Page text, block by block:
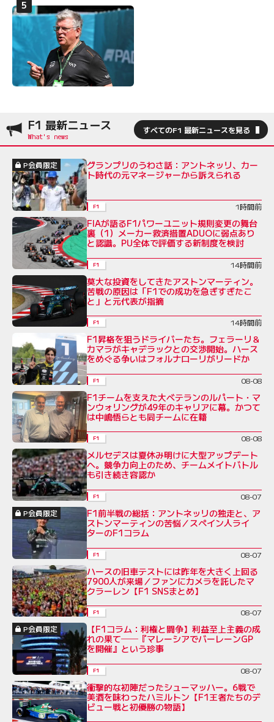
F1 最新ニュース すべてのF1 最新ニュースを見る
P会員限定
グランプリのうわさ話：アントネッリ、カー
ト時代の元マネージャーから訴えられる
F1 1時間前
FIAが語るF1パワーユニット規則変更の舞台
裏（1）メーカー救済措置ADUOに弱点あり
と認識。PU全体で評価する新制度を検討
F1 14時間前
莫大な投資をしてきたアストンマーティン。
苦戦の原因は「F1での成功を急ぎすぎたこ
と」と元代表が指摘
F1 14時間前
F1昇格を狙うドライバーたち。フェラーリ＆
カマラがキャデラックとの交渉開始。ハース
をめぐる争いはフォルナローリがリードか
F1 08-08
F1チームを支えた大ベテランのルパート・マ
ンウォリングが49年のキャリアに幕。かつて
は中嶋悟らとも同チームに在籍
F1 08-08
メルセデスは夏休み明けに大型アップデート
へ。競争力向上のため、チームメイトバトル
も引き続き容認か
F1
08-07
P会員限定
F1前半戦の総括：アントネッリの独走と、ア
ストンマーティンの苦悩／スペイン人ライ
ターのF1コラム
F1 08-07
ハースの旧車テストには昨年を大きく上回る
7900人が来場／ファンにカメラを託したマ
クラーレン【F1 SNSまとめ】
F1
08-07
P会員限定
【F1コラム：利権と闘争】利益至上主義の成
れの果て──『マレーシアでバーレーンGP
を開催』という珍事
F1 08-07
衝撃的な初陣だったシューマッハー。6戦で
美酒を味わったハミルトン【F1王者たちのデ
ビュー戦と初優勝の物語】